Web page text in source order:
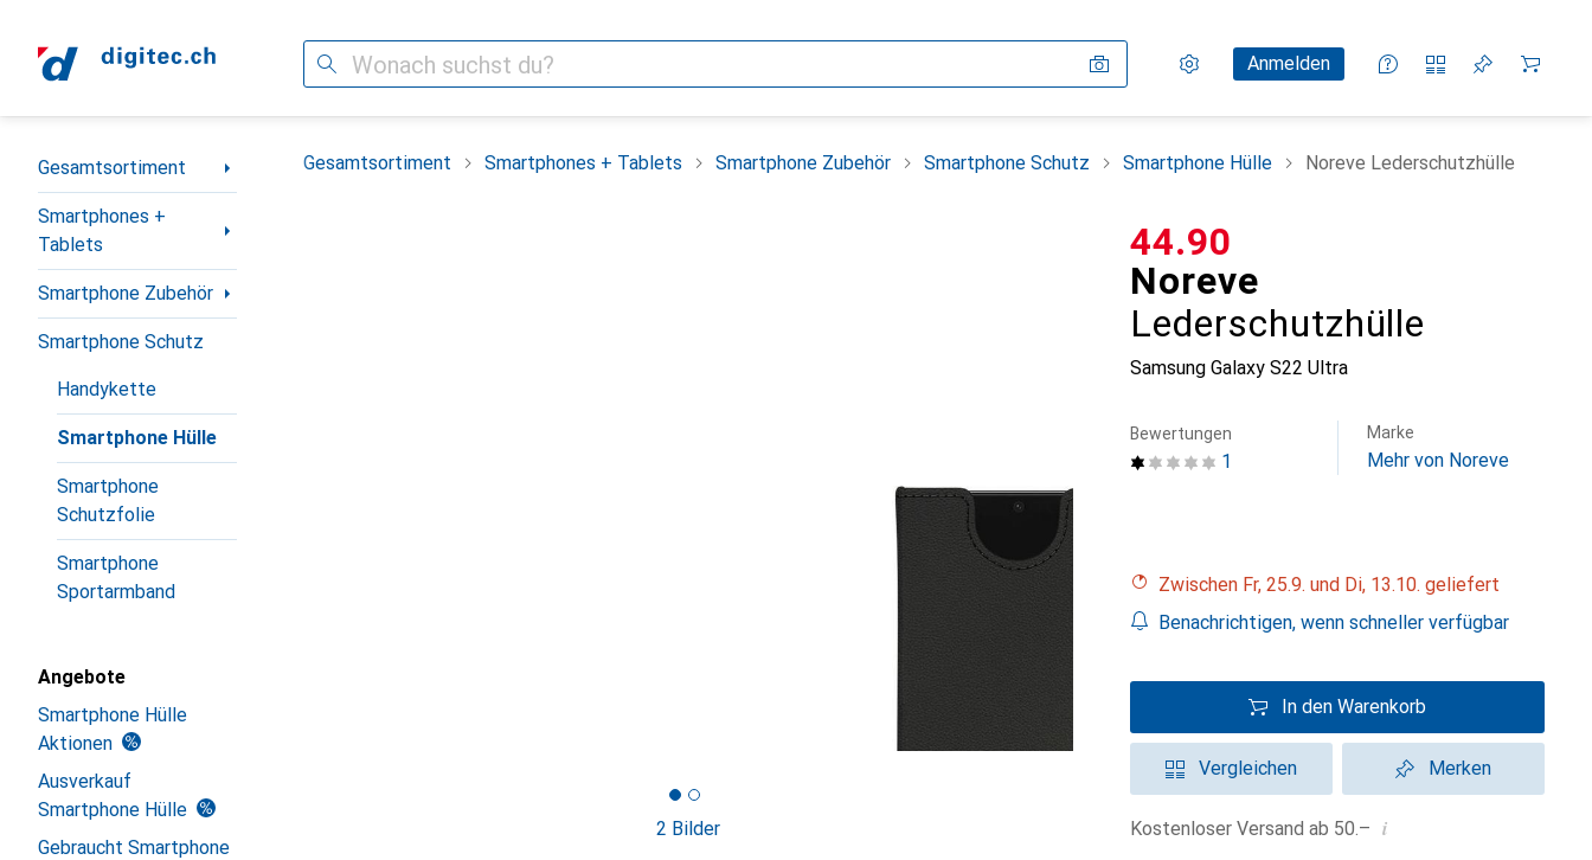
Suche Einstellungen
KundenkontoAnmelden
Vergleichslisten
Merklisten
Warenkorb
Navigation nach Kategorien
Gesamtsortiment
Smartphones +
Tablets
Smartphone Zubehör
Smartphone Schutz
Handykette
Smartphone Hülle
Smartphone
Schutzfolie
Smartphone
Sportarmband
Angebote
Smartphone Hülle
Aktionen
Ausverkauf
Smartphone Hülle
Gebraucht Smartphone
Gesamtsortiment Smartphones + Tablets Smartphone Zubehör Smartphone Schutz Smartphone Hülle Noreve Lederschutzhülle
2 Bilder
Noreve
Lederschutzhülle
Samsung Galaxy S22 Ultra
CHF
44.90
1
Bewertungen Marke
Mehr von Noreve
Zwischen Fr, 25.9. und Di, 13.10. geliefert
Benachrichtigen, wenn schneller verfügbar
In den Warenkorb
Vergleichen Merken
Kostenloser Versand ab 50.– i